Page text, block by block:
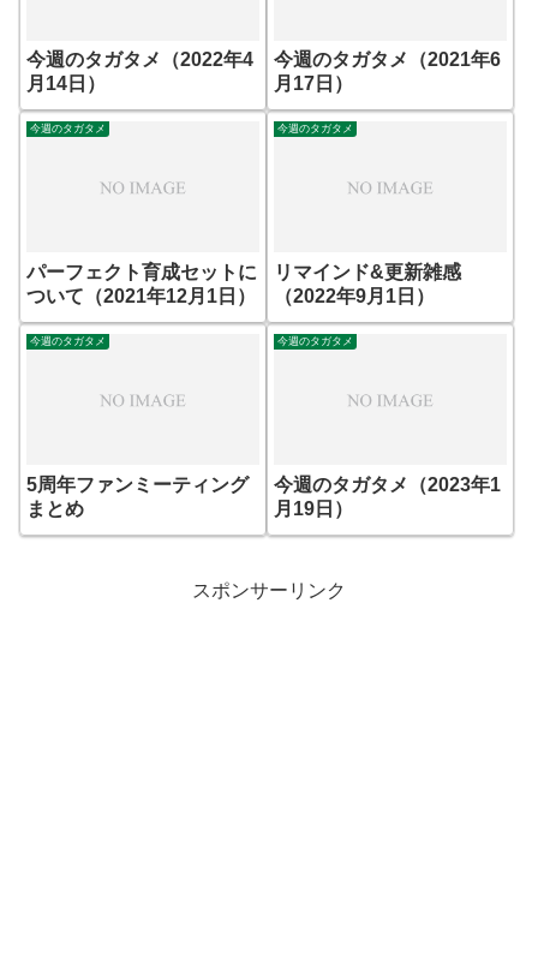
今週のタガタメ（2022年4
月14日）
今週のタガタメ（2021年6
月17日）
今週のタガタメ
パーフェクト育成セットに
ついて（2021年12月1日）
今週のタガタメ
リマインド&更新雑感
（2022年9月1日）
今週のタガタメ
5周年ファンミーティング
まとめ
今週のタガタメ
今週のタガタメ（2023年1
月19日）
スポンサーリンク